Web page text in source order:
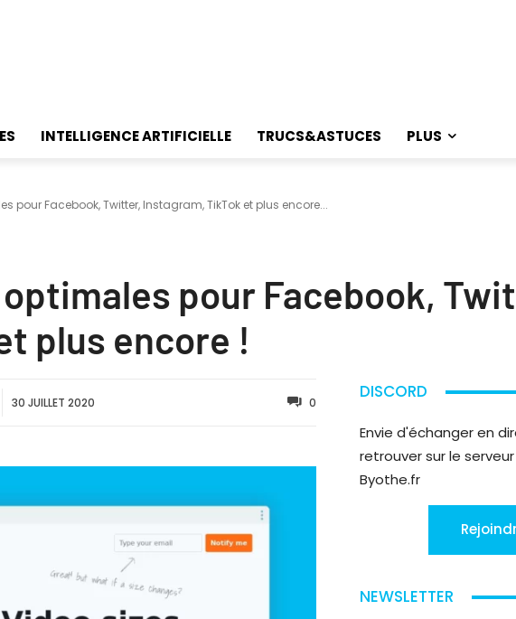
INTELLIGENCE ARTIFICIELLE TRUCS&ASTUCES PLUS
pour Facebook, Twitter, Instagram, TikTok et plus encore...
pour Facebook,
plus encore !
30 JUILLET 2020 0
DISCORD
Envie d'échanger en
retrouver sur le
Byothe.fr
NEWSLETTER